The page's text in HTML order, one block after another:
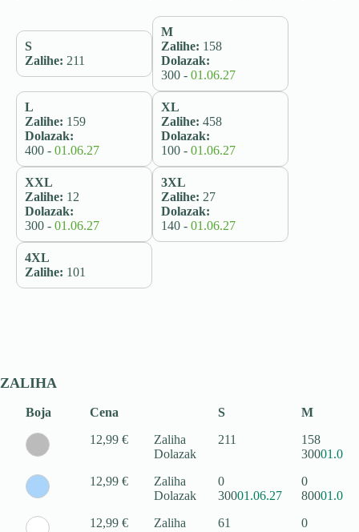
S
Zalihe: 211
M
Zalihe: 158
Dolazak:
300 - 01.06.27
L
Zalihe: 159
Dolazak:
400 - 01.06.27
XL
Zalihe: 458
Dolazak:
100 - 01.06.27
XXL
Zalihe: 12
Dolazak:
300 - 01.06.27
3XL
Zalihe: 27
Dolazak:
140 - 01.06.27
4XL
Zalihe: 101
ZALIHA
Boja Cena S
M
12,99 €
Zaliha
Dolazak
211
158
300
12,99 €
Zaliha
Dolazak
0
30001.06.27
0
800
12,99 €
Zaliha
61
0